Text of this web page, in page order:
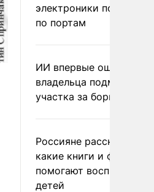
электроники после
по портам
ИИ впервые
владельца
участка за борщевик
Россияне рассказали,
какие книги и фильмы
помогают воспитывать
детей